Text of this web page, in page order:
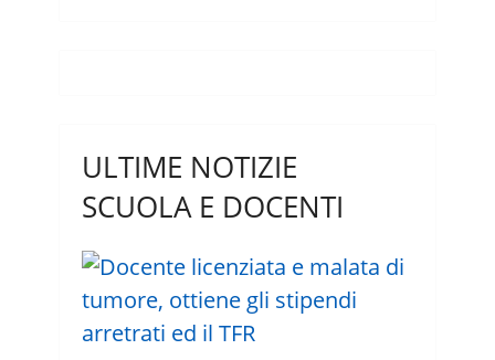
ULTIME NOTIZIE
SCUOLA E DOCENTI